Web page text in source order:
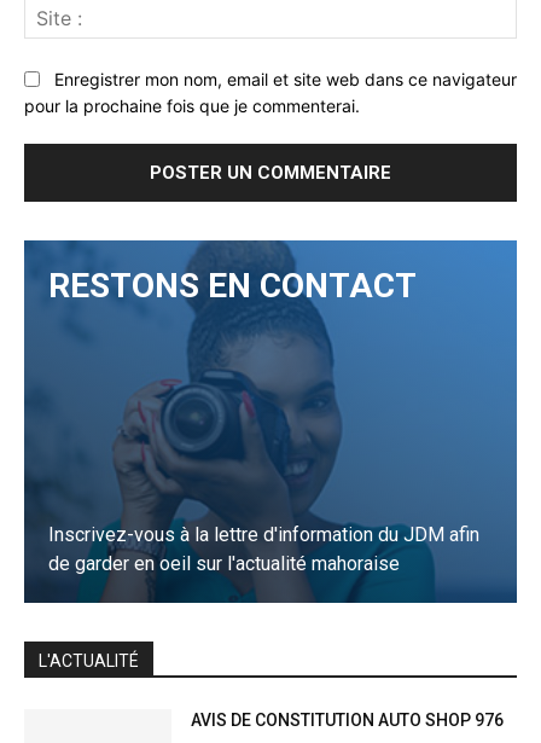
:
Enregistrer mon nom, email et site web dans ce navigateur
pour la prochaine fois que je commenterai.
RESTONS EN CONTACT
Inscrivez-vous à la lettre d'information du JDM afin
de garder en oeil sur l'actualité mahoraise
JE M'INSCRIS
L'ACTUALITÉ
AVIS DE CONSTITUTION AUTO SHOP 976